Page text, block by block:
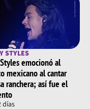
STYLES
emocionó al
mexicano al cantar
ranchera; así fue el
días